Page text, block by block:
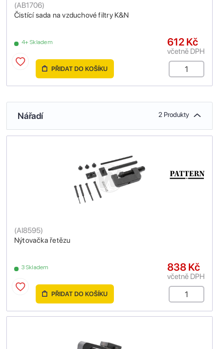
Čistící sada na vzduchové filtry K&N
(AB1706)
4+ Skladem 612 Kč
včetně DPH
PŘIDAT DO KOŠÍKU
Nářadí 2 Produkty
Nýtovačka řetězu
(AI8595)
3 Skladem 838 Kč
včetně DPH
PŘIDAT DO KOŠÍKU